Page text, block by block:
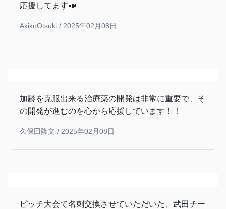
応援してます📣
AkikoOtsuki / 2025年02月08日
加齢を克服出来る治療薬の開発は非常に重要で、そ
の開発が進むのを心から応援しています！！
久保田隆文 / 2025年02月08日
ピッチ大会で名刺交換させていただいた、武田チー